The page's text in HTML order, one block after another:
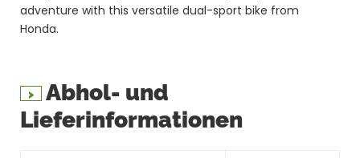
adventure with this versatile dual-sport bike from
Honda.
Abhol- und
Lieferinformationen